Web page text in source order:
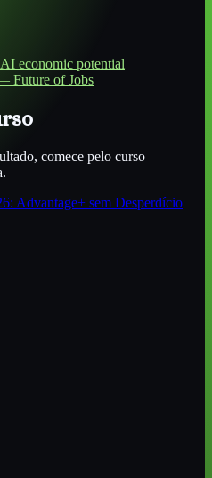
economic potential
Future of Jobs
comece pelo curso
Advantage+ sem Desperdício